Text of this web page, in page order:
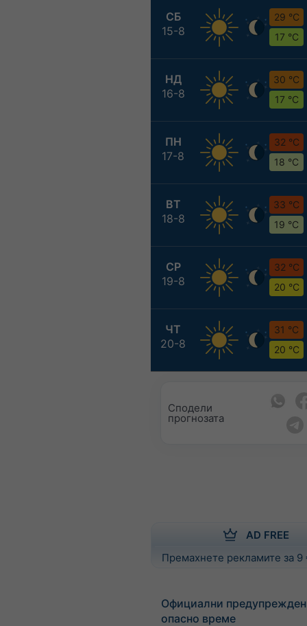
СБ
15-8
29 °C
17 °C
НД
16-8
30 °C
17 °C
ПН
17-8
32 °C
18 °C
ВТ
18-8
33 °C
19 °C
СР
19-8
32 °C
20 °C
ЧТ
20-8
31 °C
20 °C
Сподели
прогнозата
AD FREE
Премахнете рекламите за
Официални
опасно време